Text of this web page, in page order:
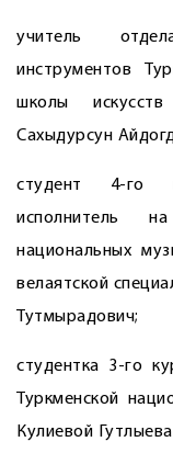
учитель
инструментов
школы
Сахыдурсун
студент 4-го
исполнитель
национальных
велаятской
Тутмырадович;
студентка 3-го
Туркменской
Кулиевой